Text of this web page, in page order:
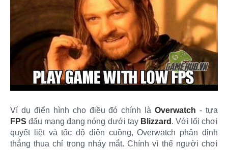
Ví dụ điển hình cho điều đó chính làOverwatch - tựa
FPS đấu mạng đang nóng dưới tay Blizzard . Với lối chơi
quyết liệt và tốc độ điên cuồng, Overwatch phân định
thắng thua chỉ trong nháy mắt. Chính vì thế người chơi